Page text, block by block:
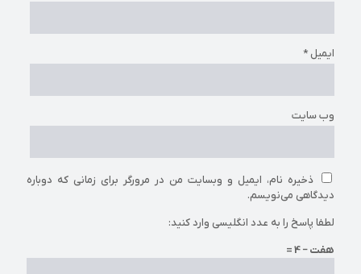
ایمیل*
وب‌ سایت
ذخیره نام، ایمیل و وبسایت من در مرورگر برای زمانی که دوباره
دیدگاهی می‌نویسم.
لطفا پاسخ را به عدد انگلیسی وارد کنید:
هفت − 4 =